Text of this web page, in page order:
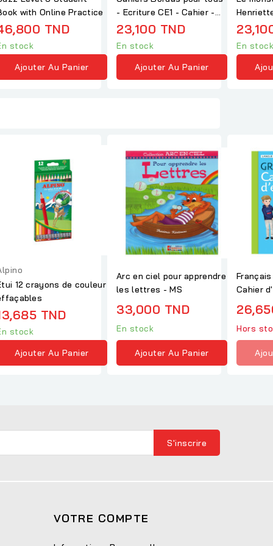
with Online Practice
TND
stock
Ajouter Au Panier
- Ecriture CE1 - Cahier -
élève
23,100 TND
En stock
Ajouter Au Panier
En stock
12 crayons de couleur
TND
stock
Ajouter Au Panier
Arc en ciel pour apprendre
les lettres - MS
33,000 TND
En stock
Ajouter Au Panier
Cahier
Hors
VOTRE COMPTE